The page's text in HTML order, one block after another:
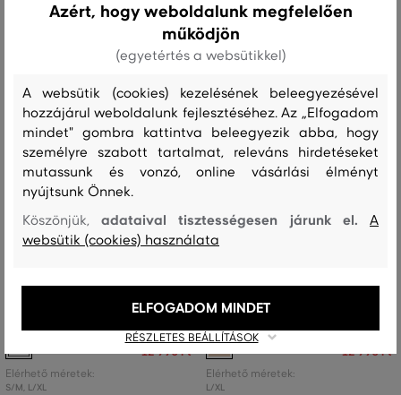
AKCIÓ -50%
25 990 Ft
12 990 Ft
Elérhető méretek:
S/M, L/XL
AKCIÓ -50%
SLIPPERS S/M
12 990 Ft
Elérhető méretek:
L/XL
Azért, hogy weboldalunk megfelelően
működjön
(egyetértés a websütikkel)
A websütik (cookies) kezelésének beleegyezésével
hozzájárul weboldalunk fejlesztéséhez. Az „Elfogadom
mindet" gombra kattintva beleegyezik abba, hogy
személyre szabott tartalmat, releváns hirdetéseket
mutassunk és vonzó, online vásárlási élményt
nyújtsunk Önnek.
Köszönjük,adataival tisztességesen járunk el.A
websütik (cookies) használata
RÉSZLETES BEÁLLÍTÁSOK
ELFOGADOM MINDET